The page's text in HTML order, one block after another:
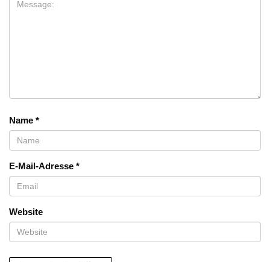
Name *
E-Mail-Adresse *
Website